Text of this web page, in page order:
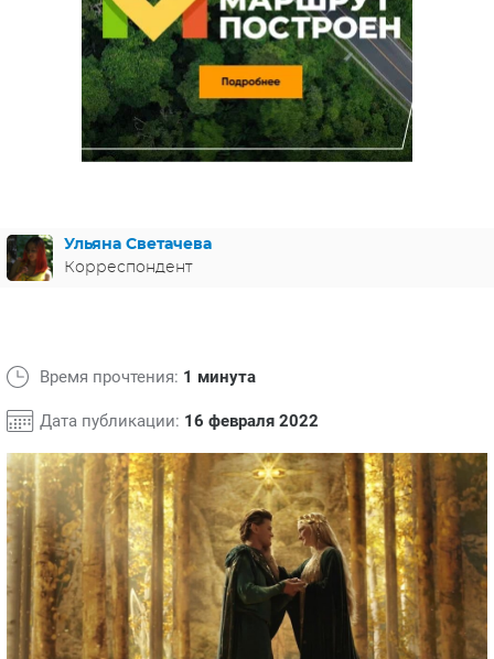
МЕЛОДРАМЫ
ИСПАНИЯ
ФРАНЦИЯ
ГЕРМАНИЯ
СВЕТСКИЕ НОВОСТИ
СПОЙЛЕРЫ ИЗ СЕРИАЛОВ
Ульяна Светачева
Корреспондент
Время прочтения: 1 минута
Дата публикации: 16 февраля 2022